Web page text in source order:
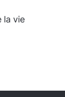
la vie